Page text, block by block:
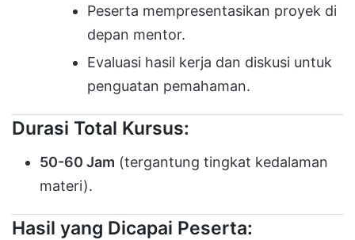
Peserta mempresentasikan proyek di
depan mentor.
Evaluasi hasil kerja dan diskusi untuk
penguatan pemahaman.
Durasi Total Kursus:
50-60 Jam (tergantung tingkat kedalaman
materi).
Hasil yang Dicapai Peserta: